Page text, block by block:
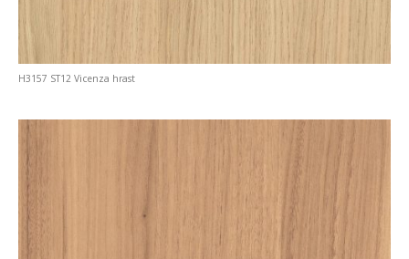
H3157 ST12 Vicenza hrast